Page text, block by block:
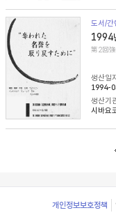
도서/간
1994
第2回強
생산일
1994-
생산기
시바요
Footer
개인정보보호정책